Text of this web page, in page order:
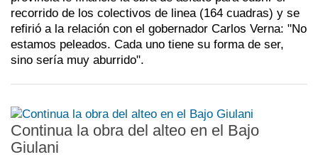
recorrido de los colectivos de linea (164 cuadras) y se
refirió a la relación con el gobernador Carlos Verna: "No
estamos peleados. Cada uno tiene su forma de ser,
sino sería muy aburrido".
Continua la obra del alteo en el Bajo
Giulani